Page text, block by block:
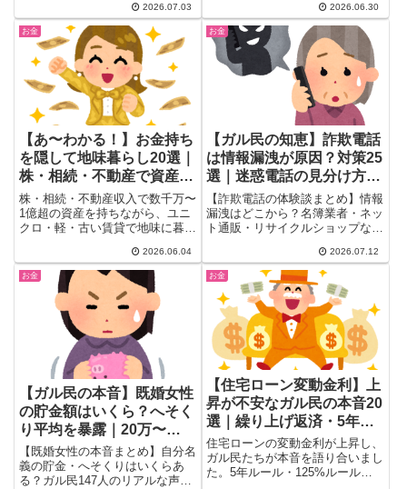
な家計簿にガル民が総ツッコミ。
「投資に回しすぎ」「それはギリ
ギリと言わない」と賛否の声が続
出。年収1000万世帯のお金のリ
アルと、投資と生活費のバランス
の本音をまとめました。
2026.07.03
験を25選でまとめ。30〜50代女
性の自己投資・美容・育児・暮ら
し改善のリアルな本音を厳選掲
載。
2026.06.30
お金
【あ〜わかる！】お金持ち
を隠して地味暮らし20選｜
株・相続・不動産で資産を
積むガル民の本音
株・相続・不動産収入で数千万〜
1億超の資産を持ちながら、ユニ
クロ・軽・古い賃貸で地味に暮ら
「なぜお金持ちを周りに隠すの
か」という理由から、タカられ防
止・精神的メリット・地味暮らし
のリアルまで、富裕層女性のリア
ルな声を厳選してお届け。
2026.06.04
お金
【ガル民の知恵】詐欺電話
は情報漏洩が原因？対策25
選｜迷惑電話の見分け方と
防犯術
【詐欺電話の体験談まとめ】情報
漏洩はどこから？名簿業者・ネッ
ト通販・リサイクルショップなど
リアルな声を厳選。着信拒否のコ
ツから高齢の親を狙う詐欺の見分
け方・防犯対策まで、検索しても
出てこない実践的なノウハウを一
気にチェックできます。
2026.07.12
お金
【ガル民の本音】既婚女性
の貯金額はいくら？へそく
り平均を暴露｜20万〜
8000万まで赤裸々告白
【既婚女性の本音まとめ】自分名
義の貯金・へそくりはいくらあ
る？ガル民147人のリアルな声を
お金
【住宅ローン変動金利】上
昇が不安なガル民の本音20
選｜繰り上げ返済・5年ル
ールの罠・固定vs変動
住宅ローンの変動金利が上昇し、
ガル民たちが本音を語り合いまし
た。5年ルール・125%ルールの